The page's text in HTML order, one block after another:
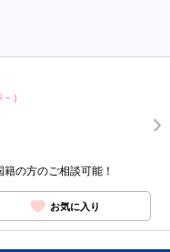
）
の方のご相談可能！
お気に入り